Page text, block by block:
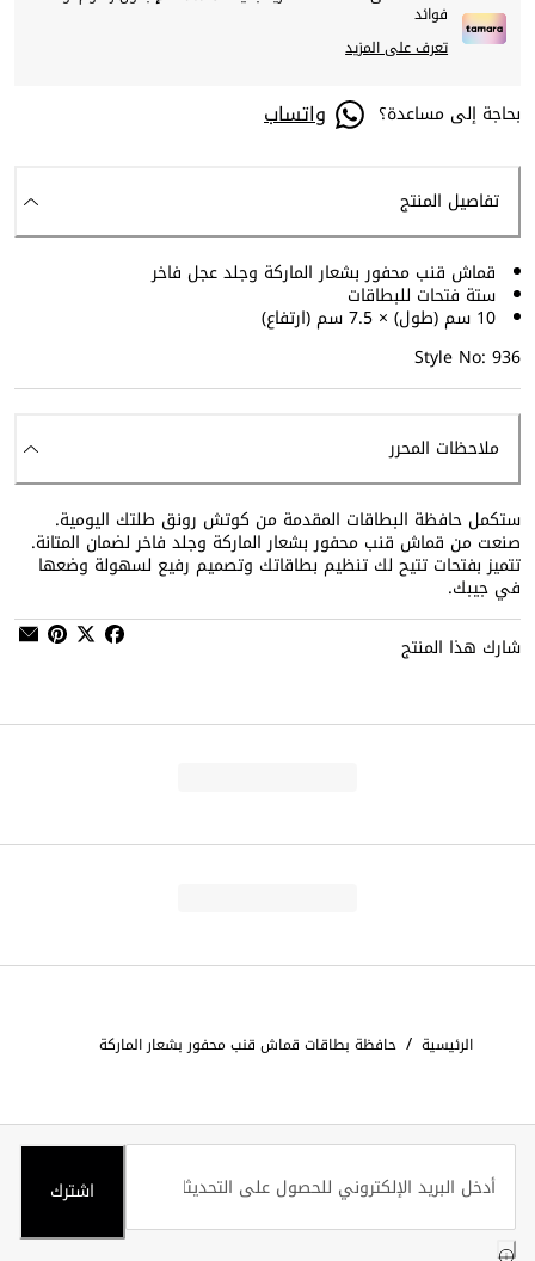
فوائد
تعرف على المزيد
بحاجة إلى مساعدة؟ واتساب
تفاصيل المنتج
قماش قنب محفور بشعار الماركة وجلد عجل فاخر
ستة فتحات للبطاقات
10 سم (طول) × 7.5 سم (ارتفاع)
Style No: 936
ملاحظات المحرر
ستكمل حافظة البطاقات المقدمة من كوتش رونق طلتك اليومية.
صنعت من قماش قنب محفور بشعار الماركة وجلد فاخر لضمان المتانة.
تتميز بفتحات تتيح لك تنظيم بطاقاتك وتصميم رفيع لسهولة وضعها
في جيبك.
شارك هذا المنتج
الرئيسية / حافظة بطاقات قماش قنب محفور بشعار الماركة
اشترك